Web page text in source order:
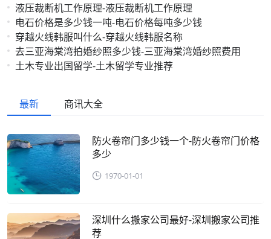
液压裁断机工作原理-液压裁断机工作原理
电石价格是多少钱一吨-电石价格每吨多少钱
穿越火线韩服叫什么-穿越火线韩服名称
去三亚海棠湾拍婚纱照多少钱-三亚海棠湾婚纱照费用
土木专业出国留学-土木留学专业推荐
最新 商讯大全
防火卷帘门多少钱一个-防火卷帘门价格
多少
1970-01-01
深圳什么搬家公司最好-深圳搬家公司推
荐